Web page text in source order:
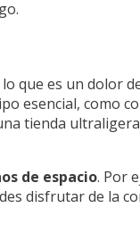
que es un dolor
esencial, como
tienda
de espacio. Por
disfrutar de la